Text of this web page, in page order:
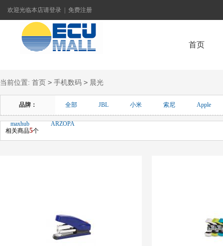
欢迎光临本店请登录 免费注册
首页
联系我们
当前位置: 首页 > 手机数码 > 晨光
品牌： 全部 JBL 小米 索尼 Apple
maxhub
ARZOPA
相关商品5个